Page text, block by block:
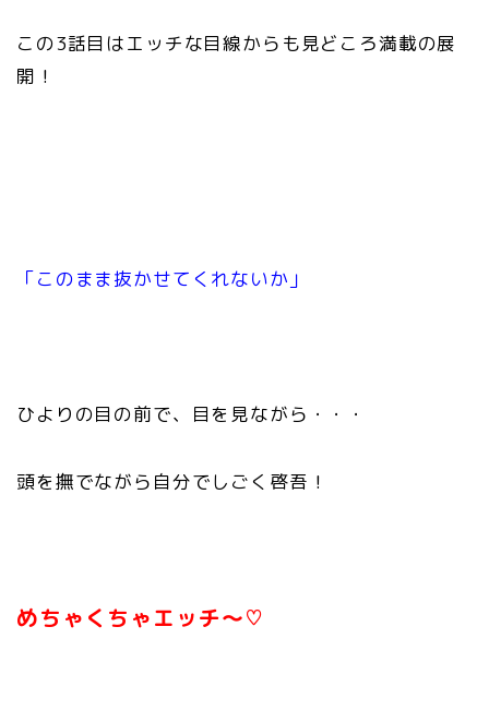
この3話目はエッチな目線からも見どころ満載の展
開！
「このまま抜かせてくれないか」
ひよりの目の前で、 目を見ながら・・・
頭を撫でながら 自分でしごく啓吾！
めちゃくちゃエッチ〜♡